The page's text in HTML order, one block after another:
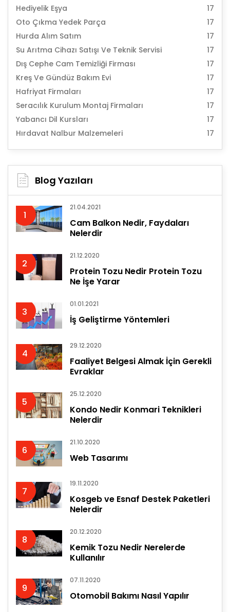
Hediyelik Eşya
17
Oto Çıkma Yedek Parça
17
Hurda Alım Satım
17
Su Arıtma Cihazı Satışı Ve Teknik Servisi
17
Dış Cephe Cam Temizliği Firması
17
Kreş Ve Gündüz Bakım Evi
17
Hafriyat Firmaları
17
Seracılık Kurulum Montaj Firmaları
17
Yabancı Dil Kursları
17
Hırdavat Nalbur Malzemeleri
17
Blog Yazıları
1
21.04.2021
Cam Balkon Nedir, Faydaları
Nelerdir
2
21.12.2020
Protein Tozu Nedir Protein Tozu
Ne İşe Yarar
3
01.01.2021
İş Geliştirme Yöntemleri
4
29.12.2020
Faaliyet Belgesi Almak İçin Gerekli
Evraklar
5
25.12.2020
Kondo Nedir Konmari Teknikleri
Nelerdir
6
21.10.2020
Web Tasarımı
7
19.11.2020
Kosgeb ve Esnaf Destek Paketleri
Nelerdir
8
20.12.2020
Kemik Tozu Nedir Nerelerde
Kullanılır
9
07.11.2020
Otomobil Bakımı Nasıl Yapılır